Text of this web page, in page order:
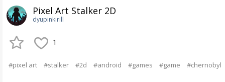
Pixel Art Stalker 2D
dyupinkirill
1
#pixel art #stalker #2d #android #games #game #chernobyl